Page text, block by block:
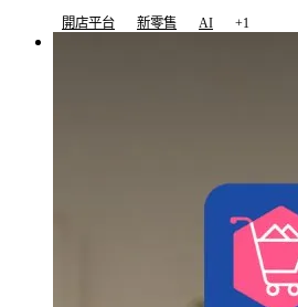
開店平台 新零售 AI +1